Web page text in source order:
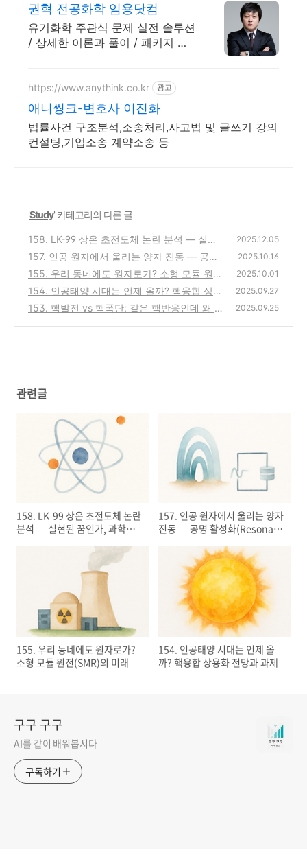
권혁 전공화학 임용닷컴
유기화학 주관식 문제 실전 솔루션
/ 상세한 이론과 풀이 / 패키지 할
https://www.anythink.co.kr 광고
애니씽크-변호사 이진화
법률사건 구조분석,소송처리,사고법 및 글쓰기 강의
컨설팅,기업소송 계약소송 등
'Study' 카테고리의 다른 글
158. LK-99 상온 초전도체 논란 분석 — 실현
된 꿈인가, 과학적 검증이 남긴 교훈
2025.12.05
157. 인공 원자에서 울리는 양자 진동 — 공명
활성화(Resonant Activation)가 보여준 초전
도 회로의 비밀
(0)
2025.10.16
155. 우리 동네에도 원자로가? 소형 모듈 원전
(SMR)의 미래
(0)
2025.10.01
154. 인공태양 시대는 언제 올까? 핵융합 상용
화 전망과 과제
(0)
2025.09.27
153. 핵발전 vs 핵폭탄: 같은 핵반응인데 왜 결
2025.09.25
관련글
158. LK-99 상온 초전도체 논란
분석 — 실현된 꿈인가, 과학적
157. 인공 원자에서 울리는 양자
진동 — 공명 활성화(Resonant
회로의 비밀
155. 우리 동네에도 원자로가?
소형 모듈 원전(SMR)의 미래
154. 인공태양 시대는 언제 올
까? 핵융합 상용화 전망과 과제
구구 구구
AI를 같이 배워봅시다
구독하기